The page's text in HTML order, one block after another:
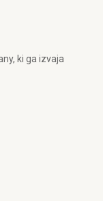
ki ga izvaja